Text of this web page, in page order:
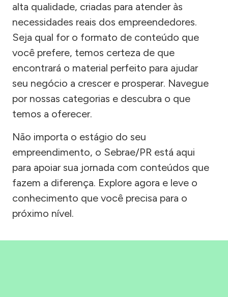
alta qualidade, criadas para atender às
necessidades reais dos empreendedores.
Seja qual for o formato de conteúdo que
você prefere, temos certeza de que
encontrará o material perfeito para ajudar
seu negócio a crescer e prosperar. Navegue
por nossas categorias e descubra o que
temos a oferecer.
Não importa o estágio do seu
empreendimento, o Sebrae/PR está aqui
para apoiar sua jornada com conteúdos que
fazem a diferença. Explore agora e leve o
conhecimento que você precisa para o
próximo nível.